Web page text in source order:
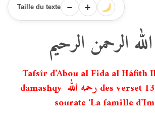
Taille du texte − +
الرحمن الرحيم
Tafsîr d’Abou al Fida al Hâfith
damashqy رحمه الله des verset
sourate ‘La famille